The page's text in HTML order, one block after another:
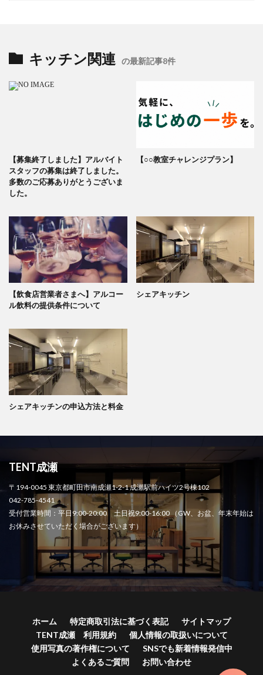
キッチン関連 の最新記事8件
【募集終了しました】アルバイト
スタッフの募集は終了しました。
多数のご応募ありがとうございま
した。
【○○教室チャレンジプラン】
【飲食店営業者さまへ】アルコー
ル飲料の提供条件について
シェアキッチン
シェアキッチンの申込方法と料金
TENT成瀬
〒194-0045 東京都町田市南成瀬1-2-1 成瀬駅前ハイツ2号棟102
042-785-4541
受付営業時間：平日9:00-20:00 土日祝9:00-16:00 （GW、お盆、年末年始は
お休みさせていただく場合がございます）
ホーム 特定商取引法に基づく表記
サイトマップ
TENT成瀬 利用規約
個人情報の取扱いについて
使用写真の著作権について
SNSでも新着情報発信中
よくあるご質問
お問い合わせ